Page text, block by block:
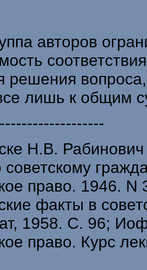
авторов
решения
лишь к общим
Н.В.
советскому
право. 1946.
факты в
1958. С. 96;
право. Курс